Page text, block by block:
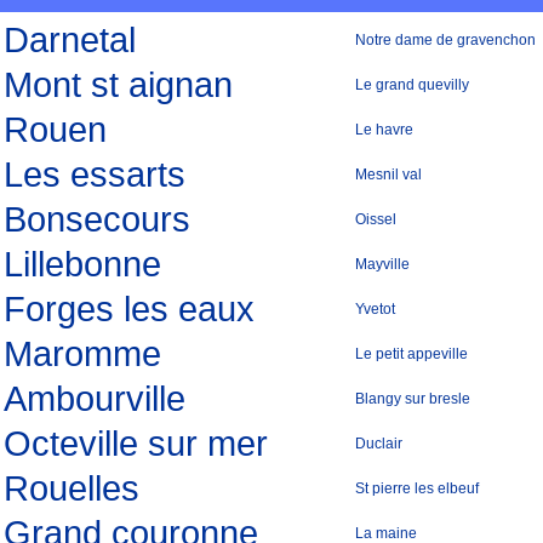
Darnetal Notre dame de gravenchon
Mont st aignan Le grand quevilly
Rouen Le havre
Les essarts Mesnil val
Bonsecours Oissel
Lillebonne Mayville
Forges les eaux Yvetot
Maromme Le petit appeville
Ambourville Blangy sur bresle
Octeville sur mer Duclair
Rouelles St pierre les elbeuf
Grand couronne
La maine